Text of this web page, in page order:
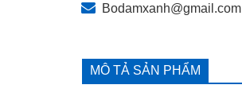
Bodamxanh@gmail.com
MÔ TẢ SẢN PHẨM